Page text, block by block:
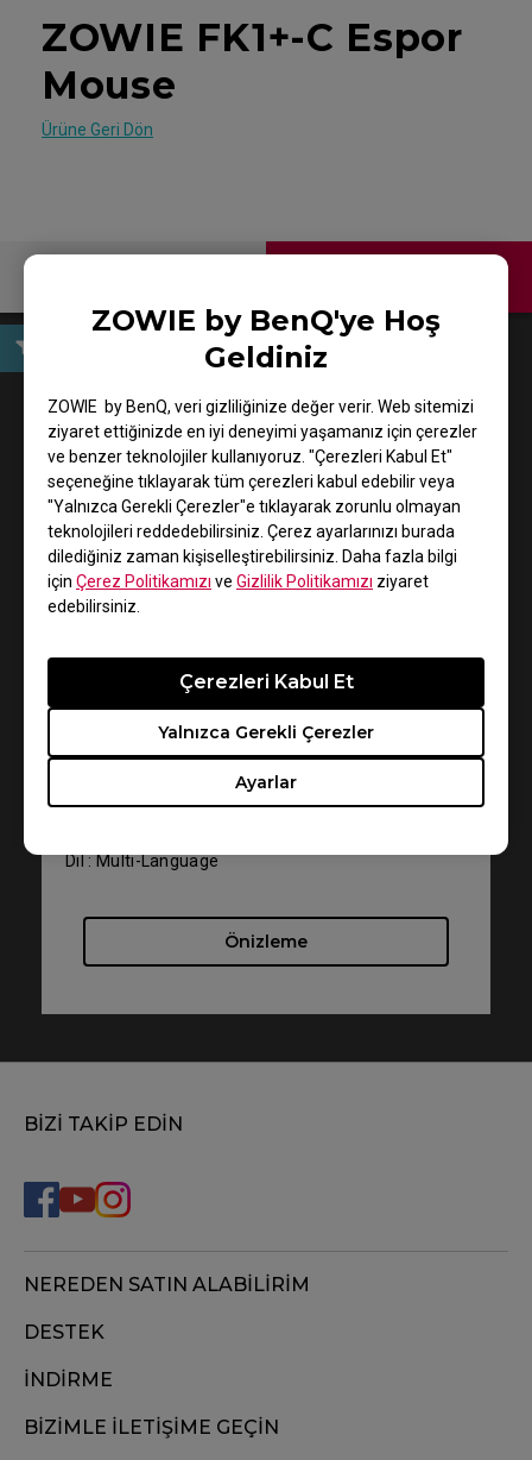
ZOWIE by BenQ'ye Hoş
Geldiniz
ZOWIE by BenQ, veri gizliliğinize değer verir. Web sitemizi
ziyaret ettiğinizde en iyi deneyimi yaşamanız için çerezler
ve benzer teknolojiler kullanıyoruz. "Çerezleri Kabul Et"
seçeneğine tıklayarak tüm çerezleri kabul edebilir veya
"Yalnızca Gerekli Çerezler"e tıklayarak zorunlu olmayan
teknolojileri reddedebilirsiniz. Çerez ayarlarınızı burada
dilediğiniz zaman kişiselleştirebilirsiniz. Daha fazla bilgi
için Çerez Politikamızı ve Gizlilik Politikamızı ziyaret
edebilirsiniz.
Ayarlar
Yalnızca Gerekli Çerezler
Çerezleri Kabul Et
ZOWIE FK1+-C Espor
Mouse
Ürüne Geri Dön
Dil : Multi-Language
Önizleme
BİZİ TAKİP EDİN
NEREDEN SATIN ALABİLİRİM
DESTEK
İNDİRME
BİZİMLE İLETİŞİME GEÇİN